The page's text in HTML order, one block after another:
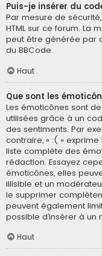
Puis-je insérer du
Par mesure de
HTML sur ce forum. La
peut être générée par
du BBCode.
Haut
Que sont les
Les émoticônes sont
utilisées grâce à un
des sentiments. Par
contraire, « :( »
liste complète des
rédaction. Essayez
émoticônes, elles
illisible et un
le supprimer
peuvent également
possible d’insérer à un
Haut